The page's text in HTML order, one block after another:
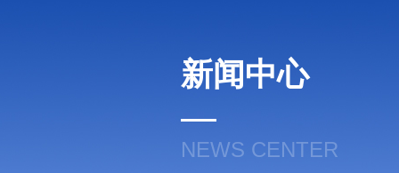
新闻中心
NEWS CENTER